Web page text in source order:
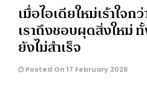
เมื่อไอเดียใหม่เร้าใจก
เราถึงชอบผุดสิ่งใหม่
ยังไม่สำเร็จ
Posted On 17 February 2026